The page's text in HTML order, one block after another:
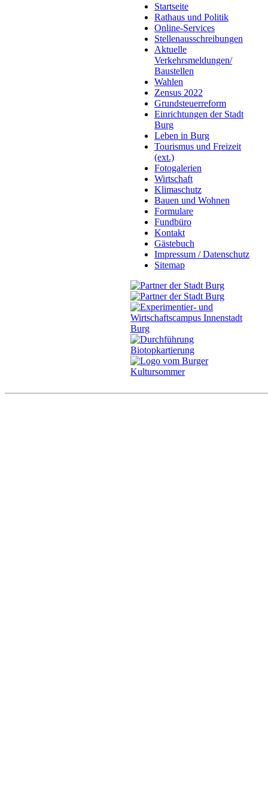
Startseite
Rathaus und Politik
Online-Services
Stellenausschreibungen
Aktuelle
Verkehrsmeldungen/
Baustellen
Wahlen
Zensus 2022
Grundsteuerreform
Einrichtungen der Stadt
Burg
Leben in Burg
Tourismus und Freizeit
(ext.)
Fotogalerien
Wirtschaft
Klimaschutz
Bauen und Wohnen
Formulare
Fundbüro
Kontakt
Gästebuch
Impressum / Datenschutz
Sitemap